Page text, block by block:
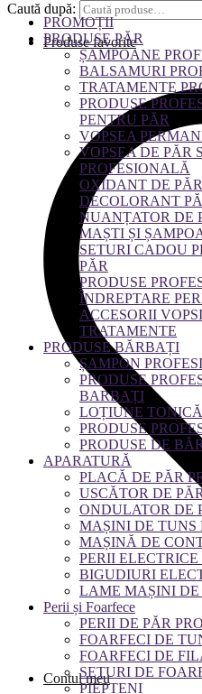
Caută după:
Produse favorite
Contul meu
PROMOȚII
PRODUSE PĂR
ȘAMPOANE
BALSAMURI
TRATAMENTE
PRODUSE
PENTRU PĂR
VOPSEA
VOPSEA DE PĂR
PROFESIONALĂ
OXIDANT DE
DECOLORANT
NUANȚATOR DE
MAȘTI ȘI
SETURI CADOU
PĂR
PRODUSE
ÎNDREPTARE
ACCESORII
TRATAMENTE
PRODUSE BĂRBAȚI
ȘAMPON
PRODUSE
BARBAȚI
LOȚIUNE
PRODUSE
PRODUSE DE
APARATURĂ
PLACĂ DE PĂR
USCĂTOR DE
ONDULATOR DE
MAȘINI DE TUNS
MAȘINĂ DE
PERII
BIGUDIURI
LAME MAȘINI DE
Perii și Foarfece
PERII DE PĂR
FOARFECI DE
FOARFECI DE
SETURI DE
PIEPTENI